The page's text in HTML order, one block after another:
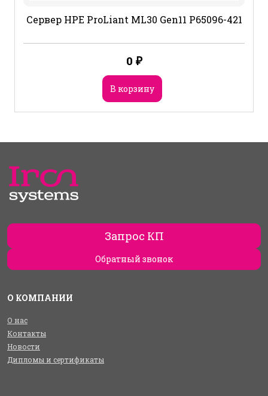
Сервер HPE ProLiant ML30 Gen11 P65096-421
0 ₽
В корзину
Запрос КП
Обратный звонок
О КОМПАНИИ
О нас
Контакты
Новости
Дипломы и сертификаты